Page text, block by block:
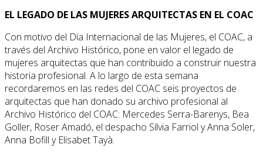
EL LEGADO DE LAS MUJERES ARQUITECTAS EN EL COAC
Con motivo del Día Internacional de las Mujeres, el COAC, a
través del Archivo Histórico, pone en valor el legado de
mujeres arquitectas que han contribuido a construir nuestra
historia profesional. A lo largo de esta semana
recordaremos en las redes del COAC seis proyectos de
arquitectas que han donado su archivo profesional al
Archivo Histórico del COAC: Mercedes Serra-Barenys, Bea
Goller, Roser Amadó, el despacho Sílvia Farriol y Anna Soler,
Anna Bofill y Elisabet Tayà.